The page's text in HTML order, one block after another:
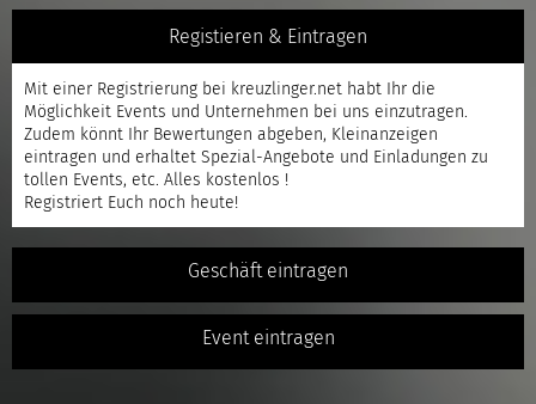
Registieren & Eintragen
Mit einer Registrierung bei kreuzlinger.net habt Ihr die
Möglichkeit Events und Unternehmen bei uns einzutragen.
Zudem könnt Ihr Bewertungen abgeben, Kleinanzeigen
eintragen und erhaltet Spezial-Angebote und Einladungen zu
tollen Events, etc. Alles kostenlos !
Registriert Euch noch heute!
Geschäft eintragen
Event eintragen